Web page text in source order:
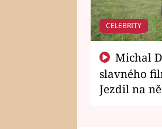
CELEBRITY
slavného
Jezdil na